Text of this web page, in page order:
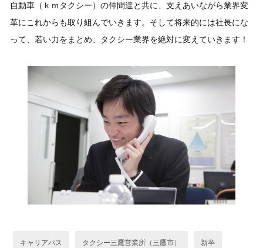
自動車（ｋｍタクシー）の仲間達と共に、支えあいながら業界変
革にこれからも取り組んでいきます。そして将来的には社長にな
って、若い力をまとめ、タクシー業界を絶対に変えていきます！
キャリアパス タクシー三鷹営業所（三鷹市） 新卒